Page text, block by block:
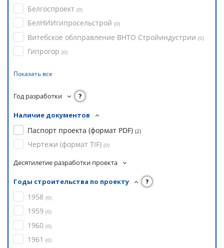
Белгоспроект (0)
БелНИИгипросельстрой (0)
Витебское облправление ВНТО Стройиндустрии (0)
Гипрогор (0)
Показать все
Год разработки ?
Наличие документов
Паспорт проекта (формат PDF) (2)
Чертежи (формат TIF) (0)
Десятилетие разработки проекта
Годы строительства по проекту ?
1958 (0)
1959 (0)
1960 (0)
1961 (0)